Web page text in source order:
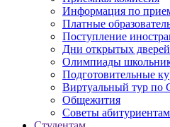
Информация по
Платные
Поступление
Дни открытых дверей
Олимпиады
Подготовительные
Виртуальный тур
Общежития
Советы абитуриентам